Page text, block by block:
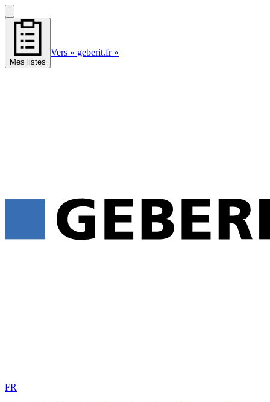
Mes listes
Vers « geberit.fr »
FR